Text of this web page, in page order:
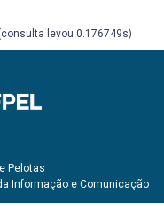
levou 0.176749s)
Pelotas
Informação e Comunicação